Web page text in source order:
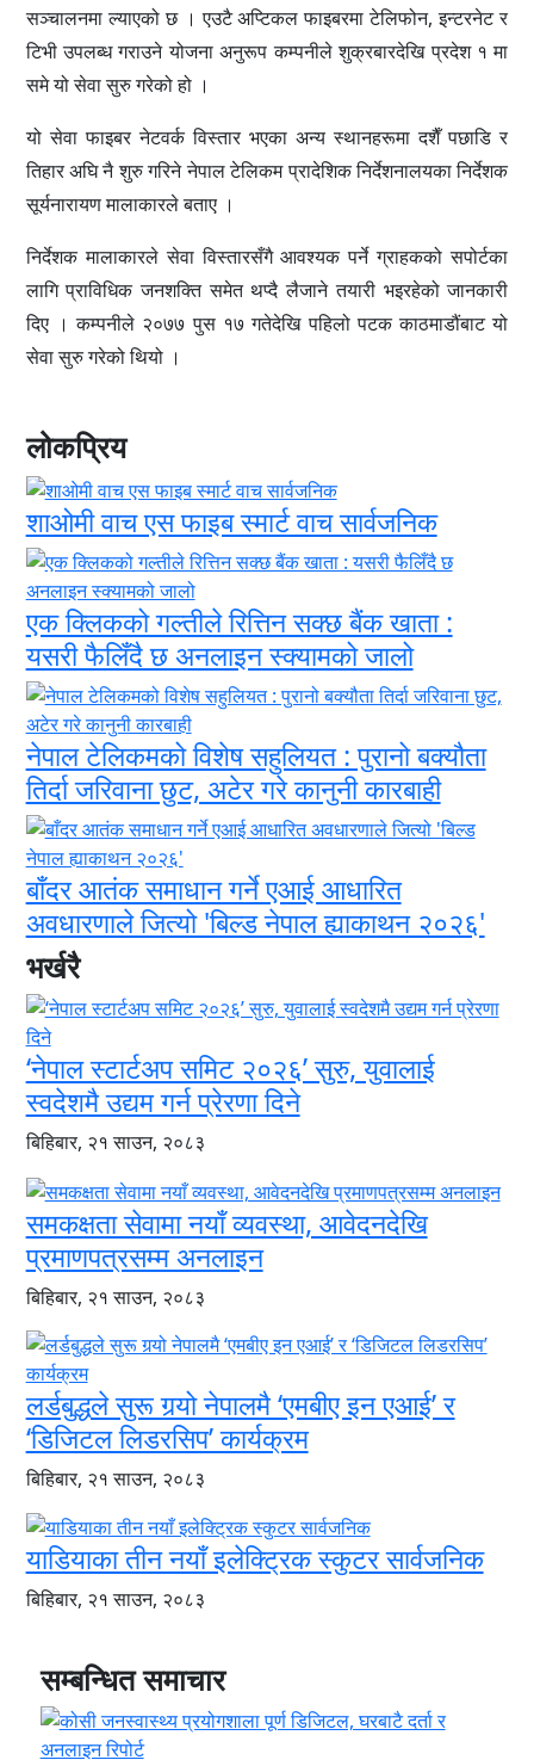
सञ्चालनमा ल्याएको छ । एउटै अप्टिकल फाइबरमा टेलिफोन, इन्टरनेट र
टिभी उपलब्ध गराउने योजना अनुरूप कम्पनीले शुक्रबारदेखि प्रदेश १ मा
समे यो सेवा सुरु गरेको हो ।
यो सेवा फाइबर नेटवर्क विस्तार भएका अन्य स्थानहरूमा दशैँ पछाडि र
तिहार अघि नै शुरु गरिने नेपाल टेलिकम प्रादेशिक निर्देशनालयका निर्देशक
सूर्यनारायण मालाकारले बताए ।
निर्देशक मालाकारले सेवा विस्तारसँगै आवश्यक पर्ने ग्राहकको सपोर्टका
लागि प्राविधिक जनशक्ति समेत थप्दै लैजाने तयारी भइरहेको जानकारी
दिए । कम्पनीले २०७७ पुस १७ गतेदेखि पहिलो पटक काठमाडौंबाट यो
सेवा सुरु गरेको थियो ।
लोकप्रिय
शाओमी वाच एस फाइब स्मार्ट वाच सार्वजनिक
एक क्लिकको गल्तीले रित्तिन सक्छ बैंक खाता :
यसरी फैलिँदै छ अनलाइन स्क्यामको जालो
नेपाल टेलिकमको विशेष सहुलियत : पुरानो बक्यौता
तिर्दा जरिवाना छुट, अटेर गरे कानुनी कारबाही
बाँदर आतंक समाधान गर्ने एआई आधारित
अवधारणाले जित्यो 'बिल्ड नेपाल ह्याकाथन २०२६'
भर्खरै
‘नेपाल स्टार्टअप समिट २०२६’ सुरु, युवालाई
स्वदेशमै उद्यम गर्न प्रेरणा दिने
बिहिबार, २१ साउन, २०८३
समकक्षता सेवामा नयाँ व्यवस्था, आवेदनदेखि
प्रमाणपत्रसम्म अनलाइन
बिहिबार, २१ साउन, २०८३
लर्डबुद्धले सुरू गर्‍यो नेपालमै ‘एमबीए इन एआई’ र
‘डिजिटल लिडरसिप’ कार्यक्रम
बिहिबार, २१ साउन, २०८३
याडियाका तीन नयाँ इलेक्ट्रिक स्कुटर सार्वजनिक
बिहिबार, २१ साउन, २०८३
सम्बन्धित समाचार